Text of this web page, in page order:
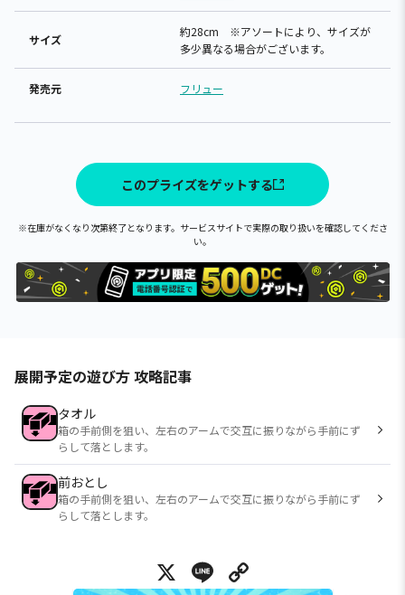
サイズ
約28cm ※アソートにより、サイズが
多少異なる場合がございます。
発売元 フリュー
このプライズをゲットする
※在庫がなくなり次第終了となります。サービスサイトで実際の取り扱いを確認してくださ
い。
展開予定の遊び方 攻略記事
タオル
箱の手前側を狙い、左右のアームで交互に振りながら手前にず
らして落とします。
前おとし
箱の手前側を狙い、左右のアームで交互に振りながら手前にず
らして落とします。
X Line